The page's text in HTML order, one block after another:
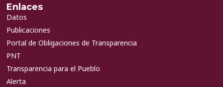
Enlaces
Datos
Publicaciones
Portal de Obligaciones de Transparencia
PNT
Transparencia para el Pueblo
Alerta